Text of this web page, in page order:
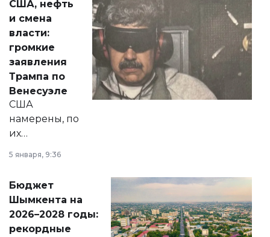
от слухов о
политических
реформах до
вопросов армии,
экономики и
личного здоровья.
США, нефть
и смена
власти:
громкие
заявления
Трампа по
Венесуэле
США
намерены, по
их
принести
народу
Венесуэлы.
5 января, 9:36
Бюджет
Шымкента на
2026–2028 годы:
рекордные